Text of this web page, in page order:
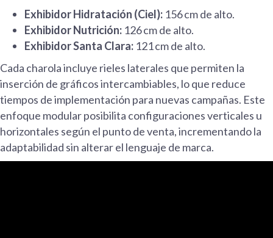
Exhibidor Hidratación (Ciel): 156 cm de alto.
Exhibidor Nutrición: 126 cm de alto.
Exhibidor Santa Clara: 121 cm de alto.
Cada charola incluye rieles laterales que permiten la
inserción de gráficos intercambiables, lo que reduce
tiempos de implementación para nuevas campañas. Este
enfoque modular posibilita configuraciones verticales u
horizontales según el punto de venta, incrementando la
adaptabilidad sin alterar el lenguaje de marca.